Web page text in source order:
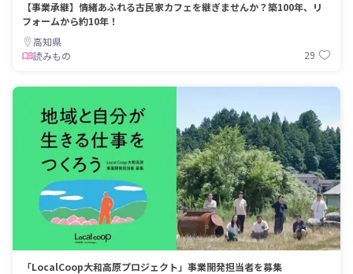
【事業承継】情緒あふれる古民家カフェを継ぎませんか？築100年、リ
フォームから約10年！
高知県
読みもの
29
「LocalCoop大和高原プロジェクト」事業開発担当者を募集